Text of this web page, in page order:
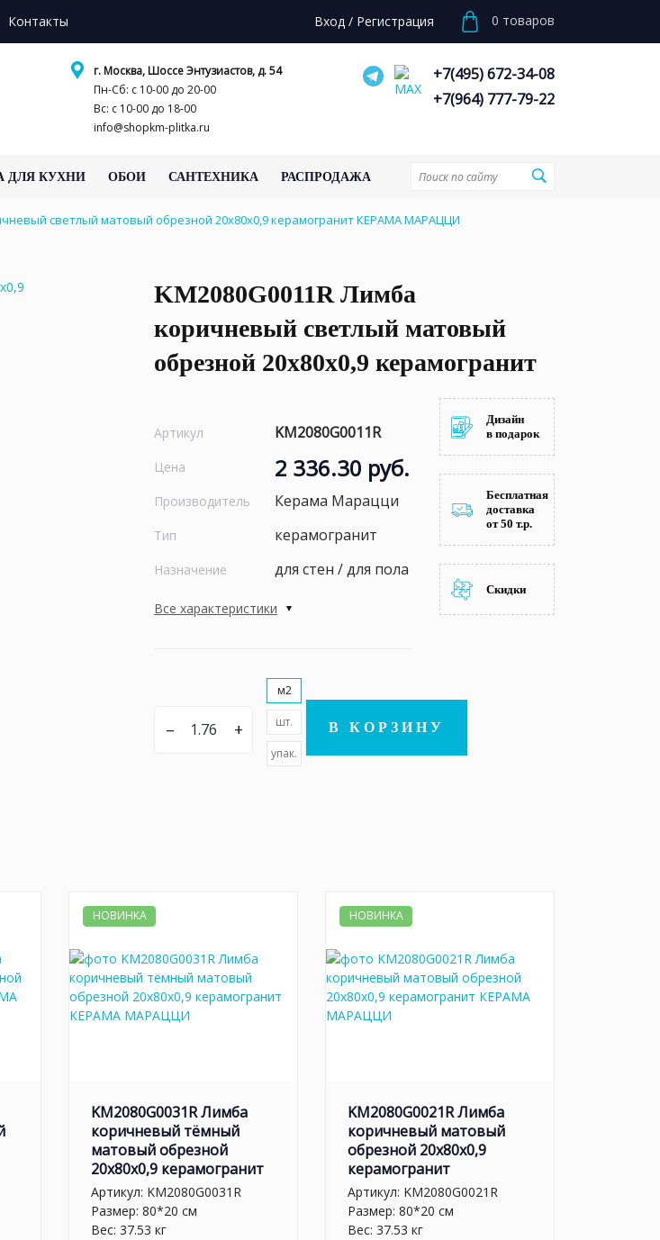
Контакты Вход / Регистрация 0 товаров
г. Москва, Шоссе Энтузиастов, д. 54
Пн-Сб: с 10-00 до 20-00
Вс: с 10-00 до 18-00
info@shopkm-plitka.ru
+7(495) 672-34-08
+7(964) 777-79-22
ДЛЯ КУХНИ ОБОИ САНТЕХНИКА РАСПРОДАЖА
светлый матовый обрезной 20x80x0,9 керамогранит КЕРАМА МАРАЦЦИ
KM2080G0011R Лимба
коричневый светлый матовый
обрезной 20x80x0,9 керамогранит
Артикул KM2080G0011R
Цена 2 336.30 руб.
Производитель Керама Марацци
Тип керамогранит
Назначение для стен / для пола
Все характеристики
– +
м2
шт.
упак.
В КОРЗИНУ
Дизайн
в подарок
Бесплатная
доставка
от 50 т.р.
Скидки
НОВИНКА
KM2080G0031R Лимба
коричневый тёмный
матовый обрезной
20x80x0,9 керамогранит
Артикул: KM2080G0031R
Размер: 80*20 см
Вес: 37.53 кг
НОВИНКА
KM2080G0021R Лимба
коричневый матовый
обрезной 20x80x0,9
керамогранит
Артикул: KM2080G0021R
Размер: 80*20 см
Вес: 37.53 кг